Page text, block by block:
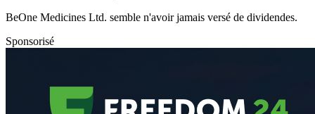
BeOne Medicines Ltd. semble n'avoir jamais versé de dividendes.
Sponsorisé